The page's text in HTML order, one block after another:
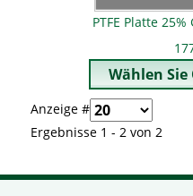
PTFE Platte
Anzeige #
Ergebnisse 1 - 2 von 2